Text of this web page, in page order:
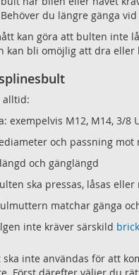
du längre gänga
kan göra att bulten inte
kan bli omöjlig att dra eller
alltid:
exempelvis M12, M14, 3/8
och passning mot
och gänglängd
ska pressas, låsas
matchar gänga
inte kräver särskild
inte användas för att